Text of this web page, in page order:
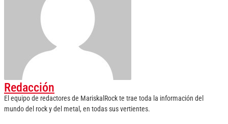
Redacción
El equipo de redactores de MariskalRock te trae toda la información del
mundo del rock y del metal, en todas sus vertientes.